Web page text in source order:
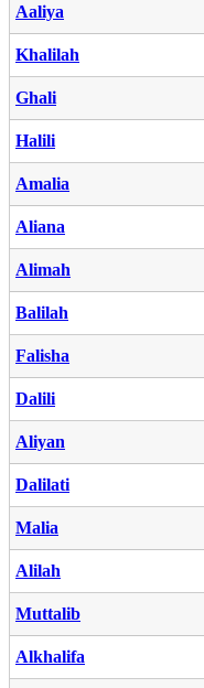
Aaliya
Khalilah
Ghali
Halili
Amalia
Aliana
Alimah
Balilah
Falisha
Dalili
Aliyan
Dalilati
Malia
Alilah
Muttalib
Alkhalifa